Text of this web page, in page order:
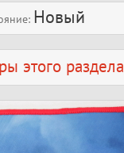
Новый
этого раздела